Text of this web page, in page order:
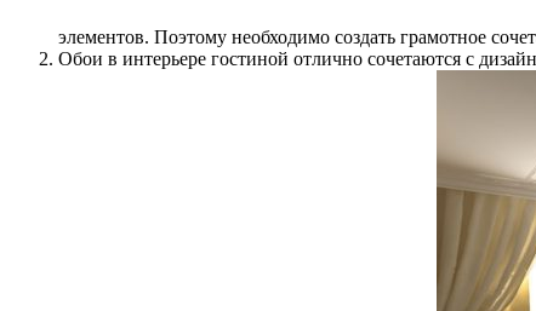
элементов. Поэтому необходимо создать грамотное
Обои в интерьере гостиной отлично сочетаются с